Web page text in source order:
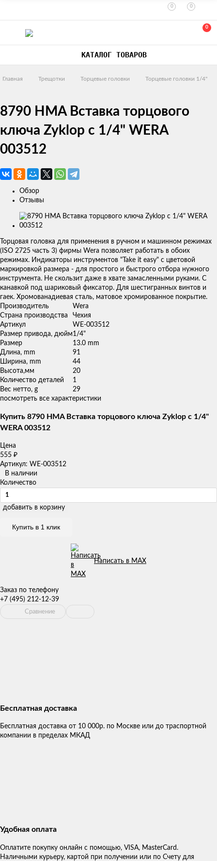
0 0
0
КАТАЛОГ ТОВАРОВ
Главная Трещотки Торцевые головки Торцевые головки 1/4"
8790 HMA Вставка торцового
ключа Zyklop с 1/4" WERA
003512
Обзор
Отзывы
Изображения
Торцовая головка для применения в ручном и машинном режимах
(ISO 2725 часть 3) фирмы Wera позволяет работать в обоих
режимах. Индикаторы инструментов "Take it easy" с цветовой
маркировкой размера - для простого и быстрого отбора нужного
инструмента. Не скользит даже в хвате замасленными руками. С
канавкой под шариковый фиксатор. Для шестигранных винтов и
гаек. Хромованадиевая сталь, матовое хромированное покрытие.
Производитель
Wera
Страна производства
Чехия
Артикул
WE-003512
Размер привода, дюйм1/4"
Размер
13.0 mm
Длина, mm
91
Ширина, mm
44
Высота,мм
20
Количество деталей
1
Вес нетто, g
29
посмотреть все характеристики
Купить 8790 HMA Вставка торцового ключа Zyklop с 1/4"
WERA 003512
Цена
555 ₽
Артикул: WE-003512
В наличии
Количество
добавить в корзину
Купить в 1 клик
Написать в MAX
Заказ по телефону
+7 (495) 212-12-39
Сравнение
Бесплатная доставка
Бесплатная доставка от 10 000р. по Москве или до траспортной
компании в пределах МКАД
Удобная оплата
Оплатите покупку онлайн с помощью, VISA, MasterCard.
Наличными курьеру, картой при получении или по Счету для